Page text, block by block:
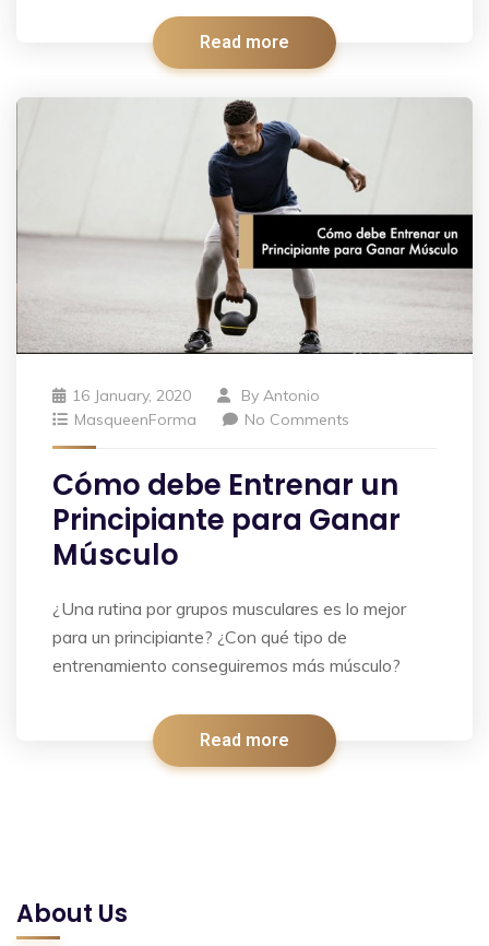
Read more
16 January, 2020 By Antonio
MasqueenForma
No Comments
Cómo debe Entrenar un
Principiante para Ganar
Músculo
¿Una rutina por grupos musculares es lo mejor
para un principiante? ¿Con qué tipo de
entrenamiento conseguiremos más músculo?
Read more
About Us